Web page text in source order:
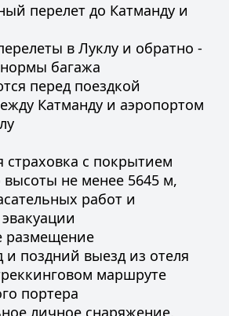
перелет до Катманду и
в Луклу и обратно -
багажа
перед поездкой
Катманду и аэропортом
с покрытием
высоты не менее 5645 м,
работ и
размещение
и поздний выезд из отеля
маршруте
портера
личное снаряжение,